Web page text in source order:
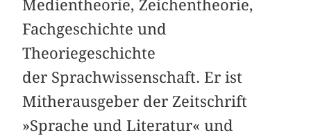
Medientheorie, Zeichentheorie,
Fachgeschichte und
Theoriegeschichte
der Sprachwissenschaft. Er ist
Mitherausgeber der Zeitschrift
»Sprache und Literatur« und